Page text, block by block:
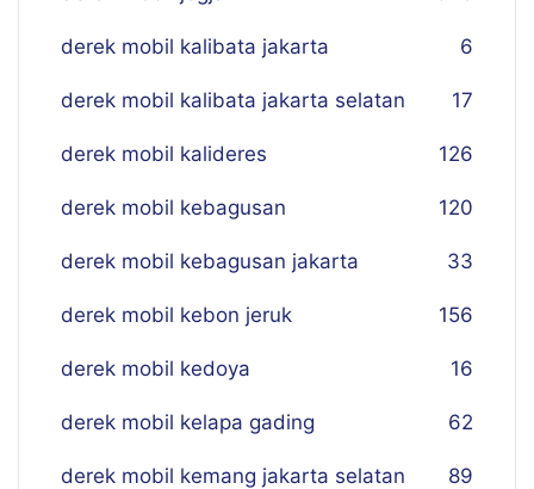
derek mobil kalibata jakarta 6
derek mobil kalibata jakarta selatan 17
derek mobil kalideres 126
derek mobil kebagusan 120
derek mobil kebagusan jakarta 33
derek mobil kebon jeruk 156
derek mobil kedoya 16
derek mobil kelapa gading 62
derek mobil kemang jakarta selatan 89